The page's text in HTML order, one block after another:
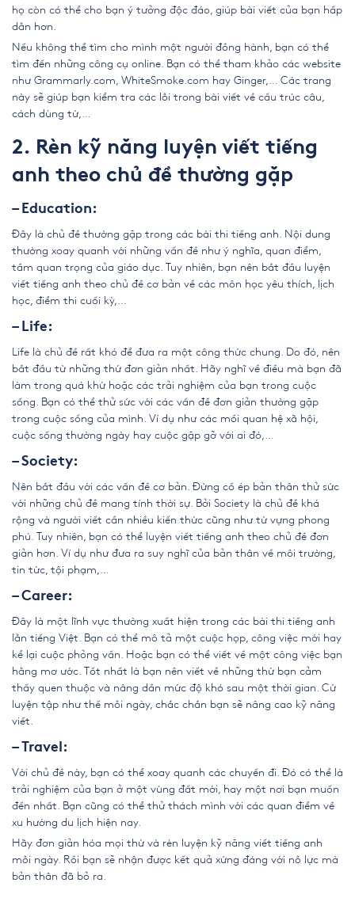
họ còn có thể cho bạn ý tưởng độc đáo, giúp bài viết của bạn hấp
dẫn hơn.
Nếu không thể tìm cho mình một người đồng hành, bạn có thể
tìm đến những công cụ online. Bạn có thể tham khảo các website
như Grammarly.com, WhiteSmoke.com hay Ginger,… Các trang
này sẽ giúp bạn kiểm tra các lỗi trong bài viết về cấu trúc câu,
cách dùng từ,…
2. Rèn kỹ năng luyện viết tiếng
anh theo chủ đề thường gặp
– Education:
Đây là chủ đề thường gặp trong các bài thi tiếng anh. Nội dung
thường xoay quanh với những vấn đề như ý nghĩa, quan điểm,
tầm quan trọng của giáo dục. Tuy nhiên, bạn nên bắt đầu luyện
viết tiếng anh theo chủ đề cơ bản về các môn học yêu thích, lịch
học, điểm thi cuối kỳ,…
– Life:
Life là chủ đề rất khó để đưa ra một công thức chung. Do đó, nên
bắt đầu từ những thứ đơn giản nhất. Hãy nghĩ về điều mà bạn đã
làm trong quá khứ hoặc các trải nghiệm của bạn trong cuộc
sống. Bạn có thể thử sức với các vấn đề đơn giản thường gặp
trong cuộc sống của mình. Ví dụ như các mối quan hệ xã hội,
cuộc sống thường ngày hay cuộc gặp gỡ với ai đó,…
– Society:
Nên bắt đầu với các vấn đề cơ bản. Đừng cố ép bản thân thử sức
với những chủ đề mang tính thời sự. Bởi Society là chủ đề khá
rộng và người viết cần nhiều kiến thức cũng như từ vựng phong
phú. Tuy nhiên, bạn có thể luyện viết tiếng anh theo chủ đề đơn
giản hơn. Ví dụ như đưa ra suy nghĩ của bản thân về môi trường,
tin tức, tội phạm,…
– Career:
Đây là một lĩnh vực thường xuất hiện trong các bài thi tiếng anh
lẫn tiếng Việt. Bạn có thể mô tả một cuộc họp, công việc mới hay
kể lại cuộc phỏng vấn. Hoặc bạn có thể viết về một công việc bạn
hằng mơ ước. Tốt nhất là bạn nên viết về những thứ bạn cảm
thấy quen thuộc và nâng dần mức độ khó sau một thời gian. Cứ
luyện tập như thế mỗi ngày, chắc chắn bạn sẽ nâng cao kỹ năng
viết.
– Travel:
Với chủ đề này, bạn có thể xoay quanh các chuyến đi. Đó có thể là
trải nghiệm của bạn ở một vùng đất mới, hay một nơi bạn muốn
đến nhất. Bạn cũng có thể thử thách mình với các quan điểm về
xu hướng du lịch hiện nay.
Hãy đơn giản hóa mọi thứ và rèn luyện kỹ năng viết tiếng anh
mỗi ngày. Rồi bạn sẽ nhận được kết quả xứng đáng với nỗ lực mà
bản thân đã bỏ ra.